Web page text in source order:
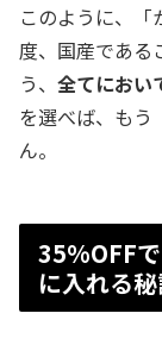
このように、
度、国産である
う、 全てにおい
を選べば、も
ん。
35%OFF
に入れる